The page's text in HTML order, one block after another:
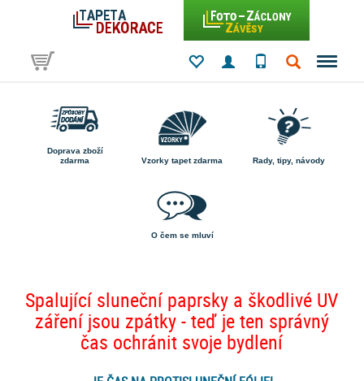
Doprava zboží
zdarma
Vzorky tapet zdarma Rady, tipy, návody
O čem se mluví
Spalující sluneční paprsky a škodlivé UV
záření jsou zpátky - teď je ten správný
čas ochránit svoje bydlení